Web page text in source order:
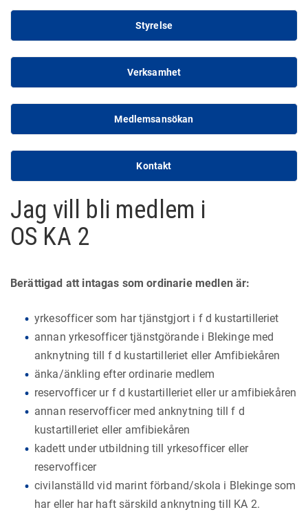
Styrelse
Verksamhet
Medlemsansökan
Kontakt
Jag vill bli medlem i
OS KA 2
Berättigad att intagas som ordinarie medlen är:
yrkesofficer som har tjänstgjort i f d kustartilleriet
annan yrkesofficer tjänstgörande i Blekinge med
anknytning till f d kustartilleriet eller Amfibiekåren
änka/änkling efter ordinarie medlem
reservofficer ur f d kustartilleriet eller ur amfibiekåren
annan reservofficer med anknytning till f d
kustartilleriet eller amfibiekåren
kadett under utbildning till yrkesofficer eller
reservofficer
civilanställd vid marint förband/skola i Blekinge som
har eller har haft särskild anknytning till KA 2.